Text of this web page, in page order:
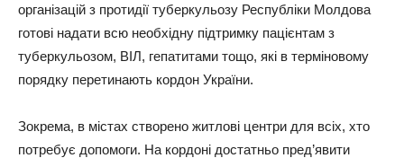
організацій з протидії туберкульозу Республіки Молдова
готові надати всю необхідну підтримку пацієнтам з
туберкульозом, ВІЛ, гепатитами тощо, які в терміновому
порядку перетинають кордон України.
Зокрема, в містах створено житлові центри для всіх, хто
потребує допомоги. На кордоні достатньо пред’явити